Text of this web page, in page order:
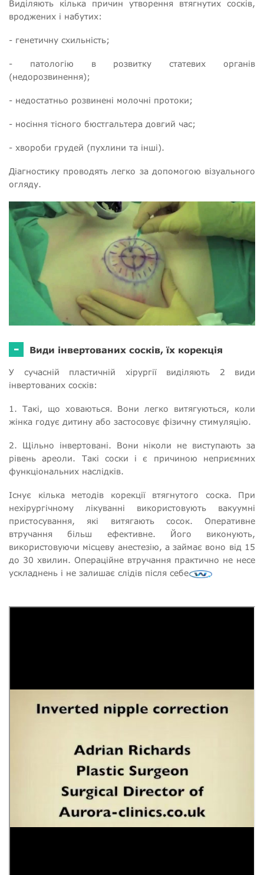
Виділяють кілька причин утворення втягнутих сосків,
вроджених і набутих:
- генетичну схильність;
- патологію в розвитку статевих органів
(недорозвинення);
- недостатньо розвинені молочні протоки;
- носіння тісного бюстгальтера довгий час;
- хвороби грудей (пухлини та інші).
Діагностику проводять легко за допомогою візуального
огляду.
- Види інвертованих сосків, їх корекція
У сучасній пластичній хірургії виділяють 2 види
інвертованих сосків:
1. Такі, що ховаються. Вони легко витягуються, коли
жінка годує дитину або застосовує фізичну стимуляцію.
2. Щільно інвертовані. Вони ніколи не виступають за
рівень ареоли. Такі соски і є причиною неприємних
функціональних наслідків.
Існує кілька методів корекції втягнутого соска. При
нехірургічному лікуванні використовують вакуумні
пристосування, які витягають сосок. Оперативне
втручання більш ефективне. Його виконують,
використовуючи місцеву анестезію, а займає воно від 15
до 30 хвилин. Операційне втручання практично не несе
ускладнень і не залишає слідів після себе